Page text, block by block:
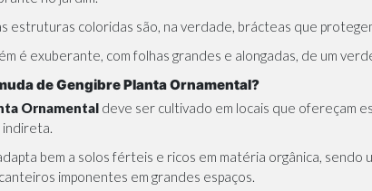
estruturas coloridas são, na verdade, brácteas que
é exuberante, com folhas grandes e alongadas, de um
de Gengibre Planta Ornamental?
Ornamental deve ser cultivado em locais que ofereçam
indireta.
bem a solos férteis e ricos em matéria orgânica,
imponentes em grandes espaços.